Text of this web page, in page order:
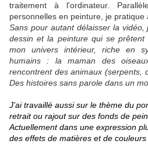
traitement à l'ordinateur.
personnelles en peinture, je pratique
Sans pour autant délaisser la
dessin et la peinture qui se
mon univers intérieur, riche en
humains : la maman des
rencontrent des animaux (serpents,
Des histoires sans parole dans un
J’ai travaillé aussi sur le thème du
retrait ou rajout sur des fonds de
Actuellement dans une expression
des effets de matières et de